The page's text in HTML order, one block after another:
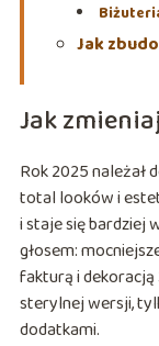
Jak
Jak
Rok 2025 należał
total looków i
i staje się bardziej
głosem:
fakturą i dekoracją
sterylnej wersji,
dodatkami.